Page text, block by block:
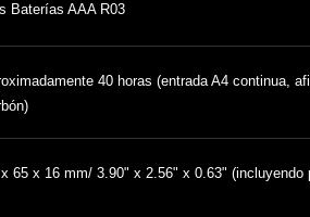
Baterías AAA R03
40 horas (entrada A4 continua,
65 x 16 mm/ 3.90" x 2.56" x 0.63" (incluyendo